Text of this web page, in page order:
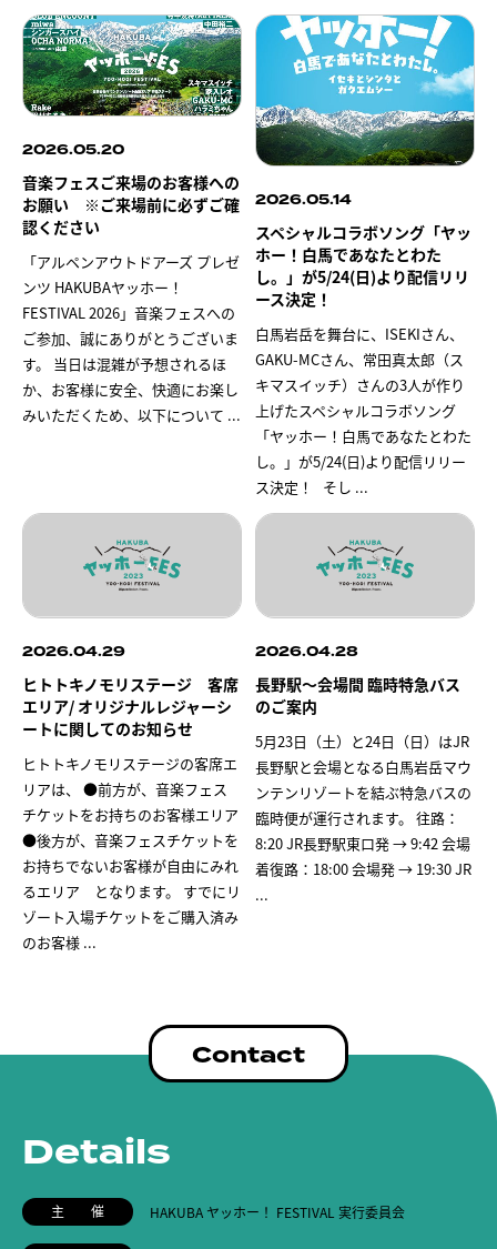
2026.05.20
音楽フェスご来場のお客様への
お願い ※ご来場前に必ずご確
認ください
「アルペンアウトドアーズ プレゼ
ンツ HAKUBAヤッホー！
FESTIVAL 2026」音楽フェスへの
ご参加、誠にありがとうございま
す。 当日は混雑が予想されるほ
か、お客様に安全、快適にお楽し
みいただくため、以下について ...
2026.05.14
スペシャルコラボソング「ヤッ
ホー！白馬であなたとわた
し。」が5/24(日)より配信リリ
ース決定！
白馬岩岳を舞台に、ISEKIさん、
GAKU-MCさん、常田真太郎（ス
キマスイッチ）さんの3人が作り
上げたスペシャルコラボソング
「ヤッホー！白馬であなたとわた
し。」が5/24(日)より配信リリー
ス決定！ そし ...
2026.04.29
ヒトトキノモリステージ 客席
エリア/ オリジナルレジャーシ
ートに関してのお知らせ
ヒトトキノモリステージの客席エ
リアは、 ●前方が、音楽フェス
チケットをお持ちのお客様エリア
●後方が、音楽フェスチケットを
お持ちでないお客様が自由にみれ
るエリア となります。 すでにリ
ゾート入場チケットをご購入済み
のお客様 ...
2026.04.28
長野駅～会場間 臨時特急バス
のご案内
5月23日（土）と24日（日）はJR
長野駅と会場となる白馬岩岳マウ
ンテンリゾートを結ぶ特急バスの
臨時便が運行されます。 往路：
8:20 JR長野駅東口発 → 9:42 会場
着復路：18:00 会場発 → 19:30 JR
...
Contact
Details
主 催 HAKUBA ヤッホー！ FESTIVAL 実行委員会